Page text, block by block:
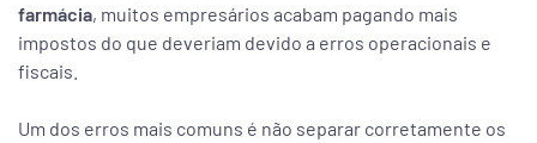
farmácia, muitos empresários acabam pagando mais
impostos do que deveriam devido a erros operacionais e
fiscais.
Um dos erros mais comuns é não separar corretamente os